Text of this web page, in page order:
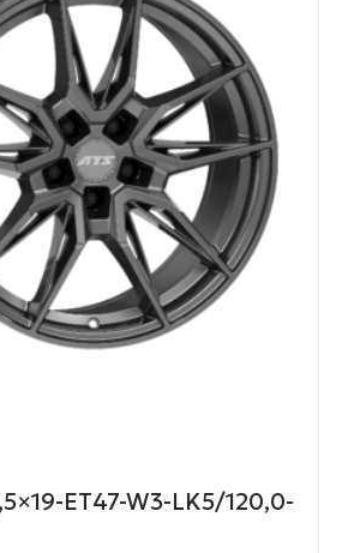
ET47-W3-LK5/120,0-